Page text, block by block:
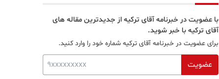
با عضویت در خبرنامه آقای ترکیه از جدیدترین مقاله های
آقای ترکیه با خبر شوید.
برای عضویت در خبرنامه آقای ترکیه شماره خود را وارد کنید.
عضویت